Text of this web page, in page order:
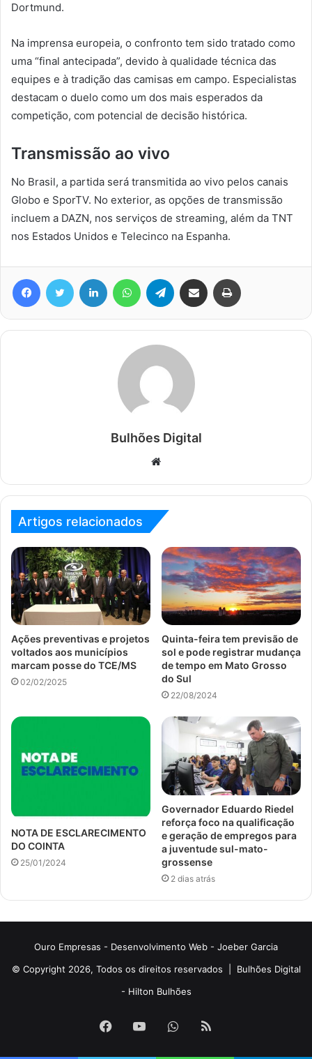
Dortmund.
Na imprensa europeia, o confronto tem sido tratado como
uma “final antecipada”, devido à qualidade técnica das
equipes e à tradição das camisas em campo. Especialistas
destacam o duelo como um dos mais esperados da
competição, com potencial de decisão histórica.
Transmissão ao vivo
No Brasil, a partida será transmitida ao vivo pelos canais
Globo e SporTV. No exterior, as opções de transmissão
incluem a DAZN, nos serviços de streaming, além da TNT
nos Estados Unidos e Telecinco na Espanha.
FacebookTwitter Linkedin WhatsAppTelegram Compartilhar via e-mail
Bulhões Digital
Website
Artigos relacionados
Ações preventivas e projetos
voltados aos municípios
marcam posse do TCE/MS
02/02/2025
Quinta-feira tem previsão de
sol e pode registrar mudança
de tempo em Mato Grosso
do Sul
22/08/2024
NOTA DE ESCLARECIMENTO
DO COINTA
25/01/2024
Governador Eduardo Riedel
reforça foco na qualificação
e geração de empregos para
a juventude sul-mato-
grossense
2 dias atrás
Ouro Empresas - Desenvolvimento Web - Joeber Garcia
© Copyright 2026, Todos os direitos reservados | Bulhões Digital
- Hilton Bulhões
Facebook
YouTubeWhatsApp
RSS